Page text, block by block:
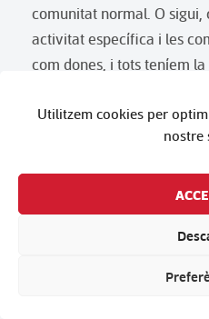
Utilitzem cookies per
nostre
comunitat normal. O sigui,
activitat específica i les
com dones, i tots teníem
Així en l’estructura militar
l’activitat militar hi havia
forces especials, etcètera.
En totes les activitats, sí.
cursos de tota mena, des